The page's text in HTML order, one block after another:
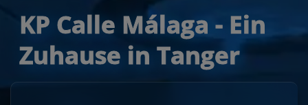
KP Calle Málaga - Ein
Zuhause in Tanger